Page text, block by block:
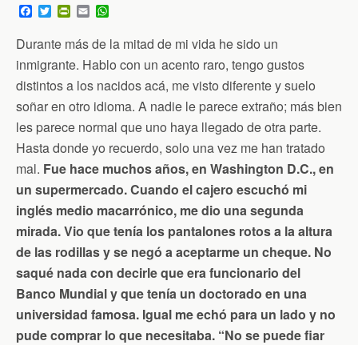
F
a
c
e
b
o
o
k
T
w
i
t
t
e
r
P
n
t
F
r
i
e
n
l
y
E
m
i
l
a
t
s
A
p
p
Durante más de la mitad de mi vida he sido un
inmigrante. Hablo con un acento raro, tengo gustos
distintos a los nacidos acá, me visto diferente y suelo
soñar en otro idioma. A nadie le parece extraño; más bien
les parece normal que uno haya llegado de otra parte.
Hasta donde yo recuerdo, solo una vez me han tratado
mal. Fue hace muchos años, en Washington D.C., en
un supermercado. Cuando el cajero escuchó mi
inglés medio macarrónico, me dio una segunda
mirada. Vio que tenía los pantalones rotos a la altura
de las rodillas y se negó a aceptarme un cheque. No
saqué nada con decirle que era funcionario del
Banco Mundial y que tenía un doctorado en una
universidad famosa. Igual me echó para un lado y no
pude comprar lo que necesitaba. “No se puede fiar